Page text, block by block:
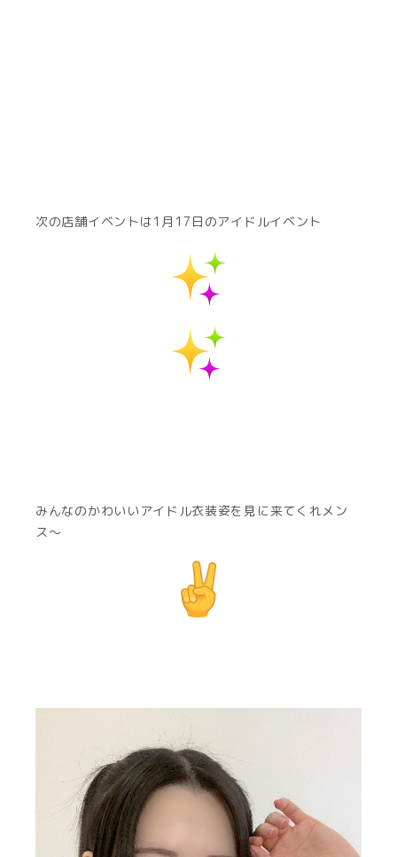
次の店舗イベントは1月17日のアイドルイベント
みんなのかわいいアイドル衣装姿を見に来てくれメン
ス〜